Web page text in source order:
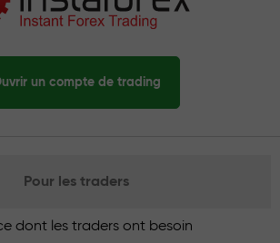
un compte de trading
Pour les traders
dont les traders ont besoin